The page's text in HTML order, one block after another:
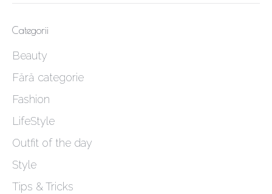
Categorii
Beauty
Fără categorie
Fashion
LifeStyle
Outfit of the day
Style
Tips & Tricks